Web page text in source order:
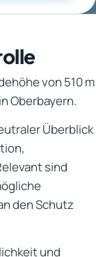
von 510 m
Oberbayern.
Überblick
sind
den Schutz
und